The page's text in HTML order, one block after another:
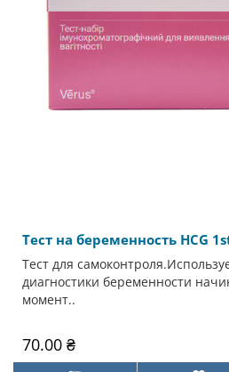
Тест на беременность HCG
Тест для
диагностики беременности
момент..
70.00 ₴